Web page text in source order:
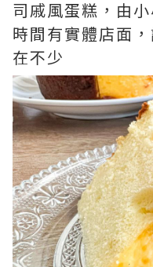
司戚風蛋糕，由
時間有實體店面
在不少